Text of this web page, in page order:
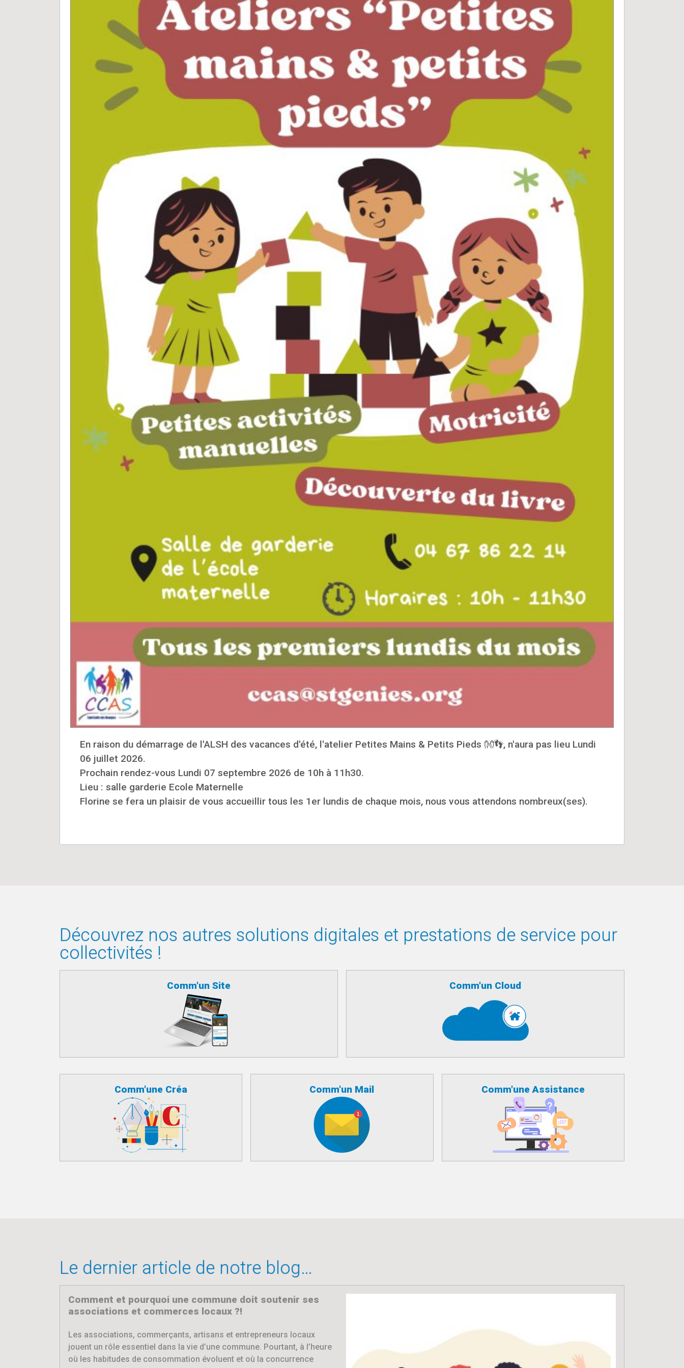
En raison du démarrage de l'ALSH des vacances d'été, l'atelier Petites Mains & Petits Pieds 👐👣, n'aura pas lieu Lundi
06 juillet 2026.
Prochain rendez-vous Lundi 07 septembre 2026 de 10h à 11h30.
Lieu : salle garderie Ecole Maternelle
Florine se fera un plaisir de vous accueillir tous les 1er lundis de chaque mois, nous vous attendons nombreux(ses).
Découvrez nos autres solutions digitales et prestations de service pour
collectivités !
Comm'un Site Comm'un Cloud
Comm'une Créa Comm'un Mail Comm'une Assistance
Le dernier article de notre blog…
Comment et pourquoi une commune doit soutenir ses
associations et commerces locaux ?!
Les associations, commerçants, artisans et entrepreneurs locaux
jouent un rôle essentiel dans la vie d’une commune. Pourtant, à l’heure
où les habitudes de consommation évoluent et où la concurrence